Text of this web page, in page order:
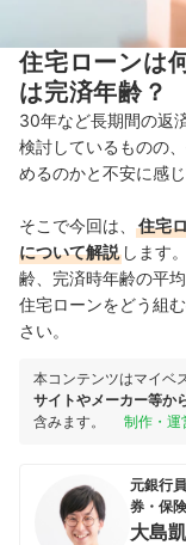
住宅ローンは
は完済年齢？
30年など長期間の返
検討しているものの
めるのかと不安に感
そこで今回は、
住宅
について解説 します
齢、完済時年齢の平
住宅ローンをどう組
さい。
本コンテンツはマイベ
サイトやメーカー等か
含みます。
制作・運
元銀行
券・保
大島